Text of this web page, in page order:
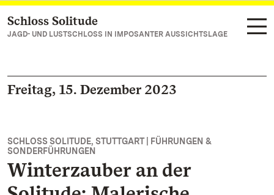
Zum Hauptinhalt springen
Schloss Solitude
JAGD- UND LUSTSCHLOSS IN IMPOSANTER AUSSICHTSLAGE
Freitag, 15. Dezember 2023
SCHLOSS SOLITUDE, STUTTGART | FÜHRUNGEN &
SONDERFÜHRUNGEN
Winterzauber an der